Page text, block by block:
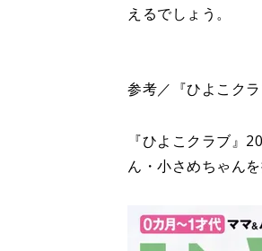
えるでしょう。
参考／『ひよこク
『ひよこクラブ』
ん・小さめちゃん